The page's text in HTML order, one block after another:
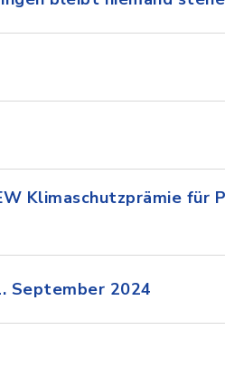
Klimaschutzprämie für
September 2024